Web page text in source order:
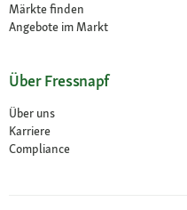
Märkte finden
Angebote im Markt
Über Fressnapf
Über uns
Karriere
Compliance